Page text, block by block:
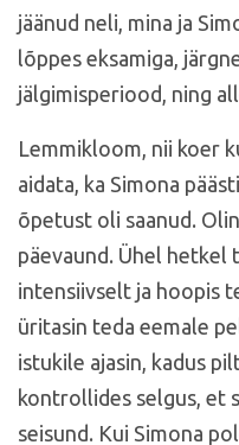
jäänud neli, mina ja
lõppes eksamiga,
jälgimisperiood, ning
Lemmikloom, nii koer
aidata, ka Simona
õpetust oli saanud.
päevaund. Ühel hetkel
intensiivselt ja hoopis
üritasin teda eemale
istukile ajasin, kadus
kontrollides selgus, et
seisund. Kui Simona